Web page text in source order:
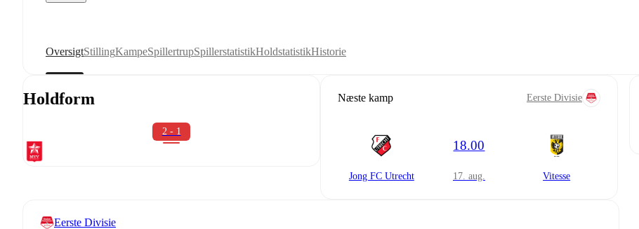
OversigtStillingKampeSpillertrupSpillerstatistikHoldstatistikHistorie
Holdform
2 - 1
Næste kamp Eerste Divisie
Jong FC Utrecht
18.00
17. aug. Vitesse
Eerste Divisie